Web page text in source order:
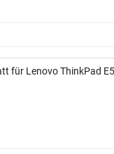
für Lenovo ThinkPad